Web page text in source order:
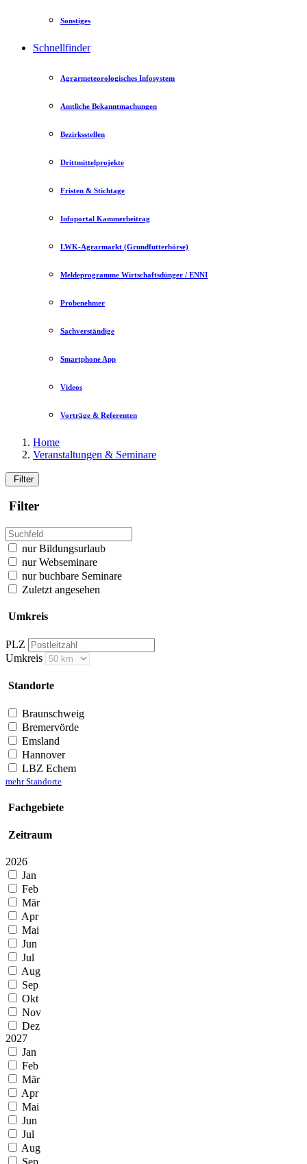
Sonstiges
Schnellfinder
Agrarmeteorologisches Infosystem
Amtliche Bekanntmachungen
Bezirksstellen
Drittmittelprojekte
Fristen & Stichtage
Infoportal Kammerbeitrag
LWK-Agrarmarkt (Grundfutterbörse)
Meldeprogramme Wirtschaftsdünger / ENNI
Probenehmer
Sachverständige
Smartphone App
Videos
Vorträge & Referenten
Home
Veranstaltungen & Seminare
Filter
Filter
nur Bildungsurlaub
nur Webseminare
nur buchbare Seminare
Zuletzt angesehen
Umkreis
PLZ
Umkreis
Standorte
Braunschweig
Bremervörde
Emsland
Hannover
LBZ Echem
mehr Standorte
Fachgebiete
Zeitraum
2026
Jan
Feb
Mär
Apr
Mai
Jun
Jul
Aug
Sep
Okt
Nov
Dez
2027
Jan
Feb
Mär
Apr
Mai
Jun
Jul
Aug
Sep